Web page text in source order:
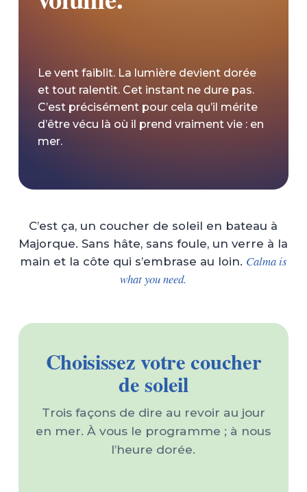
Le vent faiblit. La lumière devient dorée
et tout ralentit. Cet instant ne dure pas.
C’est précisément pour cela qu’il mérite
d’être vécu là où il prend vraiment vie : en
mer.
C’est ça, un coucher de soleil en bateau à
Majorque. Sans hâte, sans foule, un verre à la
main et la côte qui s’embrase au loin. Calma is
what you need.
Choisissez votre coucher
de soleil
Trois façons de dire au revoir au jour
en mer. À vous le programme ; à nous
l’heure dorée.